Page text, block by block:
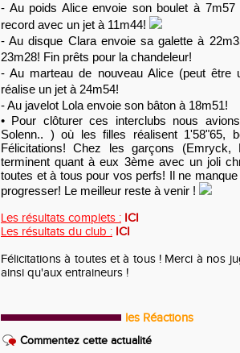
- Au poids Alice envoie son boulet à
record avec un jet à 11m44!
- Au disque Clara envoie sa galette à
23m28! Fin prêts pour la chandeleur!
- Au marteau de nouveau Alice (peut être
réalise un jet à 24m54!
- Au javelot Lola envoie son bâton à 18m51!
• Pour clôturer ces interclubs nous
Solenn.. ) où les filles réalisent 1'58"65,
Félicitations! Chez les garçons (Emryck,
terminent quant à eux 3ème avec un joli
toutes et à tous pour vos perfs! Il ne
progresser! Le meilleur reste à venir !
Les résultats complets : ICI
Les résultats du club : ICI
Félicitations à toutes et à tous ! Merci à nos
ainsi qu'aux entraineurs !
les Réactions
Commentez cette actualité